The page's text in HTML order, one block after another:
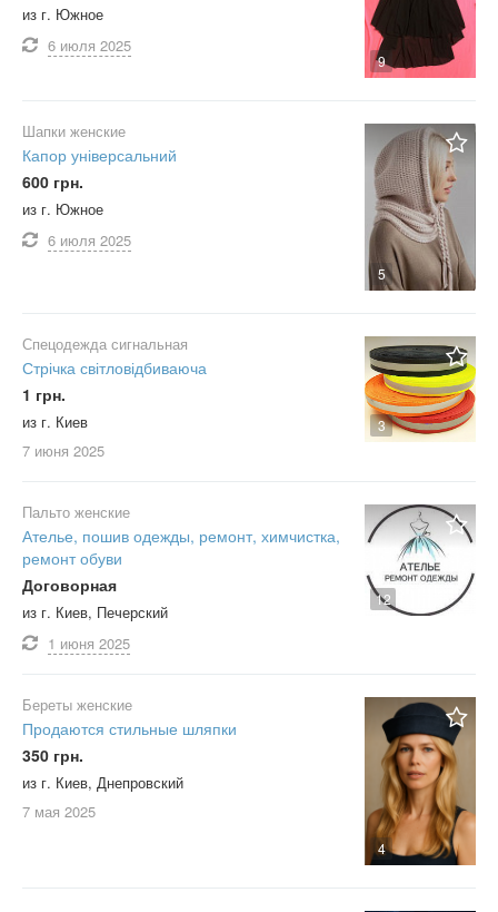
9
из г. Южное
6 июля 2025
5
Шапки женские
Капор універсальний
600 грн.
из г. Южное
6 июля 2025
3
Спецодежда сигнальная
Стрічка світловідбиваюча
1 грн.
из г. Киев
7 июня 2025
12
Пальто женские
Ателье, пошив одежды, ремонт, химчистка,
ремонт обуви
Договорная
из г. Киев, Печерский
1 июня 2025
4
Береты женские
Продаются стильные шляпки
350 грн.
из г. Киев, Днепровский
7 мая 2025